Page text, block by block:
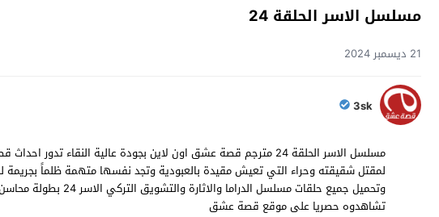
مسلسل الاسر الحلقة 24
21 ديسمبر 2024
3sk
تشاهدوه حصريا على موقع قصة عشق